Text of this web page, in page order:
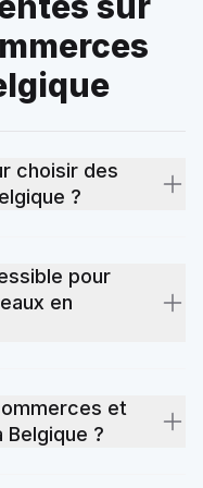
choisir des
?
Viennent ensuite la
impacte
l'état général du bien
Nos agents locaux
pour
en
locale. Certaines
d'autres
les prix vers le haut.
et
Belgique ?